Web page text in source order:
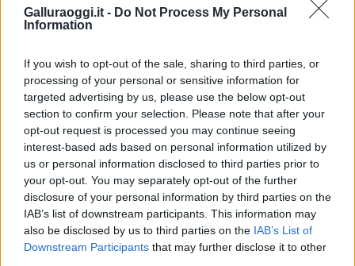
Galluraoggi.it - Do Not Process My Personal
Information
If you wish to opt-out of the sale, sharing to third parties, or
processing of your personal or sensitive information for
targeted advertising by us, please use the below opt-out
section to confirm your selection. Please note that after your
opt-out request is processed you may continue seeing
interest-based ads based on personal information utilized by
us or personal information disclosed to third parties prior to
your opt-out. You may separately opt-out of the further
disclosure of your personal information by third parties on the
IAB’s list of downstream participants. This information may
also be disclosed by us to third parties on the IAB’s List of
Downstream Participants that may further disclose it to other
Vuoi rimuovere le pubblicità nazionali?